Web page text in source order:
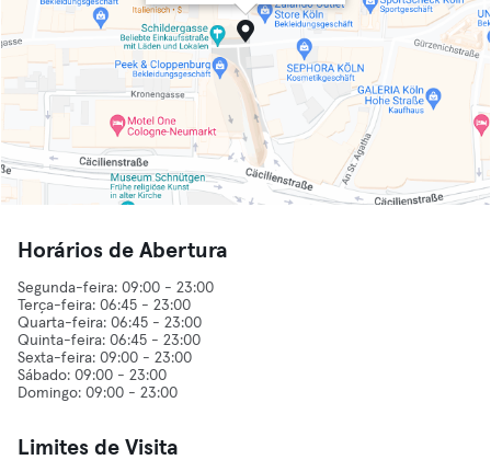
Horários de Abertura
Segunda-feira: 09:00 - 23:00
Terça-feira: 06:45 - 23:00
Quarta-feira: 06:45 - 23:00
Quinta-feira: 06:45 - 23:00
Sexta-feira: 09:00 - 23:00
Sábado: 09:00 - 23:00
Limites de Visita